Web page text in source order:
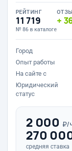
РЕЙТИНГ
11 719
№ 86 в каталоге
Город
Опыт работы
На сайте с
Юридический
статус
2 000 ₽/
270
средняя ставка